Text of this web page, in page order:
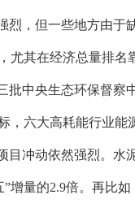
烈，但一些地方由于
尤其在经济总量排名
批中央生态环保督察
，六大高耗能行业
目冲动依然强烈。
增量的2.9倍。再比